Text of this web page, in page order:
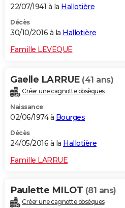
22/07/1941 à la Hallotière
Décès
30/10/2016 à la Hallotière
Famille LEVEQUE
Gaelle LARRUE (41 ans)
Créer une cagnotte obsèques
Naissance
02/06/1974 à Bourges
Décès
24/05/2016 à la Hallotière
Famille LARRUE
Paulette MILOT (81 ans)
Créer une cagnotte obsèques